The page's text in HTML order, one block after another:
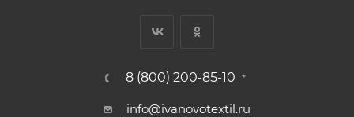
8 (800) 200-85-10
info@ivanovotextil.ru